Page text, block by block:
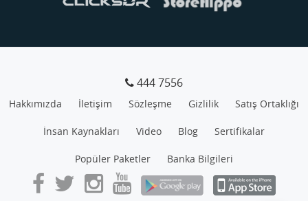
444 7556
Hakkımızda İletişim Sözleşme Gizlilik Satış Ortaklığı
İnsan Kaynakları Video Blog Sertifikalar
Popüler Paketler Banka Bilgileri